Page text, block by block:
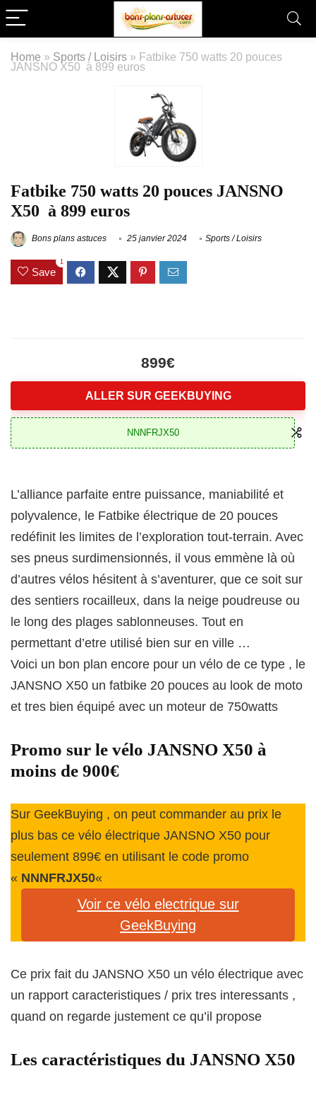
Home » Sports / Loisirs » Fatbike 750 watts 20 pouces
JANSNO X50 à 899 euros
Fatbike 750 watts 20 pouces JANSNO
X50 à 899 euros
Bons plans astuces 25 janvier 2024 Sports / Loisirs
Save
1
899€
ALLER SUR GEEKBUYING
NNNFRJX50
L’alliance parfaite entre puissance, maniabilité et
polyvalence, le Fatbike électrique de 20 pouces
redéfinit les limites de l’exploration tout-terrain. Avec
ses pneus surdimensionnés, il vous emmène là où
d’autres vélos hésitent à s’aventurer, que ce soit sur
des sentiers rocailleux, dans la neige poudreuse ou
le long des plages sablonneuses. Tout en
permettant d’etre utilisé bien sur en ville …
Voici un bon plan encore pour un vélo de ce type , le
JANSNO X50 un fatbike 20 pouces au look de moto
et tres bien équipé avec un moteur de 750watts
Promo sur le vélo JANSNO X50 à
moins de 900€
Sur GeekBuying , on peut commander au prix le
plus bas ce vélo électrique JANSNO X50 pour
seulement 899€ en utilisant le code promo
« NNNFRJX50«
Voir ce vélo electrique sur
GeekBuying
Ce prix fait du JANSNO X50 un vélo électrique avec
un rapport caracteristiques / prix tres interessants ,
quand on regarde justement ce qu’il propose
Les caractéristiques du JANSNO X50